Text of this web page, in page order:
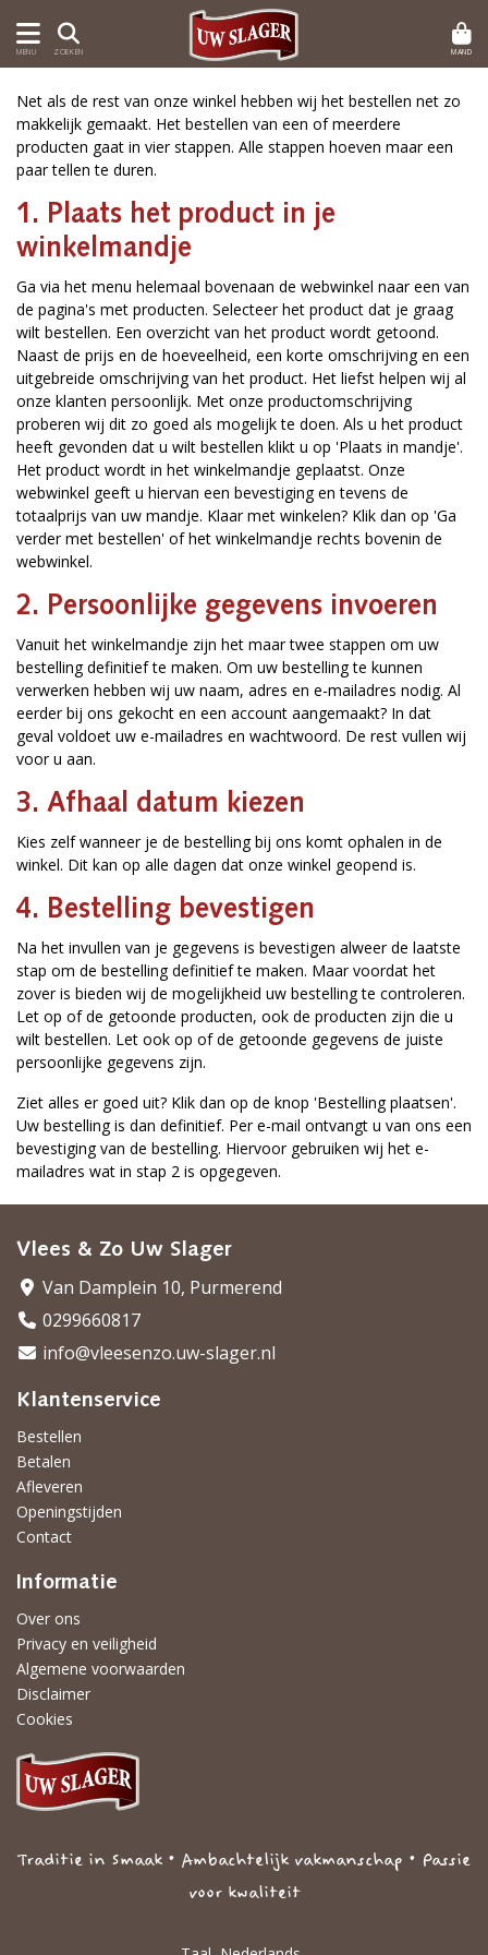
MENU ZOEKEN MAND
Net als de rest van onze winkel hebben wij het bestellen net zo
makkelijk gemaakt. Het bestellen van een of meerdere
producten gaat in vier stappen. Alle stappen hoeven maar een
paar tellen te duren.
1. Plaats het product in je
winkelmandje
Ga via het menu helemaal bovenaan de webwinkel naar een van
de pagina's met producten. Selecteer het product dat je graag
wilt bestellen. Een overzicht van het product wordt getoond.
Naast de prijs en de hoeveelheid, een korte omschrijving en een
uitgebreide omschrijving van het product. Het liefst helpen wij al
onze klanten persoonlijk. Met onze productomschrijving
proberen wij dit zo goed als mogelijk te doen. Als u het product
heeft gevonden dat u wilt bestellen klikt u op 'Plaats in mandje'.
Het product wordt in het winkelmandje geplaatst. Onze
webwinkel geeft u hiervan een bevestiging en tevens de
totaalprijs van uw mandje. Klaar met winkelen? Klik dan op 'Ga
verder met bestellen' of het winkelmandje rechts bovenin de
webwinkel.
2. Persoonlijke gegevens invoeren
Vanuit het winkelmandje zijn het maar twee stappen om uw
bestelling definitief te maken. Om uw bestelling te kunnen
verwerken hebben wij uw naam, adres en e-mailadres nodig. Al
eerder bij ons gekocht en een account aangemaakt? In dat
geval voldoet uw e-mailadres en wachtwoord. De rest vullen wij
voor u aan.
3. Afhaal datum kiezen
Kies zelf wanneer je de bestelling bij ons komt ophalen in de
winkel. Dit kan op alle dagen dat onze winkel geopend is.
4. Bestelling bevestigen
Na het invullen van je gegevens is bevestigen alweer de laatste
stap om de bestelling definitief te maken. Maar voordat het
zover is bieden wij de mogelijkheid uw bestelling te controleren.
Let op of de getoonde producten, ook de producten zijn die u
wilt bestellen. Let ook op of de getoonde gegevens de juiste
persoonlijke gegevens zijn.
Ziet alles er goed uit? Klik dan op de knop 'Bestelling plaatsen'.
Uw bestelling is dan definitief. Per e-mail ontvangt u van ons een
bevestiging van de bestelling. Hiervoor gebruiken wij het e-
mailadres wat in stap 2 is opgegeven.
Vlees & Zo Uw Slager
Van Damplein 10, Purmerend
0299660817
info@vleesenzo.uw-slager.nl
Klantenservice
Bestellen
Betalen
Afleveren
Openingstijden
Contact
Informatie
Over ons
Privacy en veiligheid
Algemene voorwaarden
Disclaimer
Cookies
Traditie in Smaak • Ambachtelijk vakmanschap • Passie
voor kwaliteit